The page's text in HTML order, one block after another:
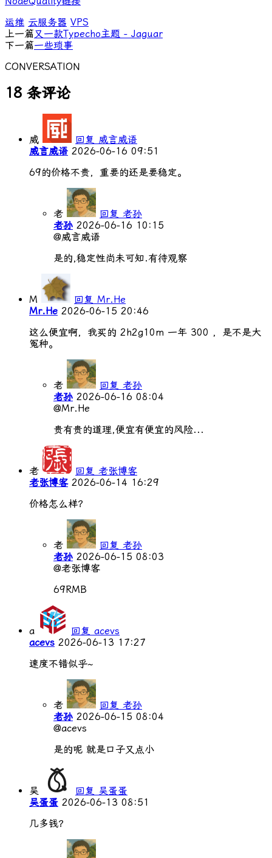
运维 云服务器 VPS
上一篇又一款Typecho主题 - Jaguar
下一篇一些琐事
CONVERSATION
18 条评论
威
回复 威言威语
威言威语 2026-06-16 09:51
69的价格不贵，重要的还是要稳定。
老
回复 老孙
老孙 2026-06-16 10:15
@威言威语
是的,稳定性尚未可知.有待观察
M
回复 Mr.He
Mr.He 2026-06-15 20:46
这么便宜啊，我买的 2h2g10m 一年 300 ，是不是大
冤种。
老
回复 老孙
老孙 2026-06-16 08:04
@Mr.He
贵有贵的道理,便宜有便宜的风险...
老
回复 老张博客
老张博客 2026-06-14 16:29
价格怎么样？
老
回复 老孙
老孙 2026-06-15 08:03
@老张博客
69RMB
a
回复 acevs
acevs 2026-06-13 17:27
速度不错似乎~
老
回复 老孙
老孙 2026-06-15 08:04
@acevs
是的呢 就是口子又点小
吴
回复 吴蛋蛋
吴蛋蛋 2026-06-13 08:51
几多钱？